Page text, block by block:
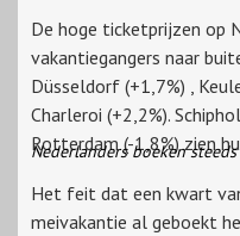
De hoge ticketprijzen op
vakantiegangers naar
Düsseldorf (+1,7%) ,
Charleroi (+2,2%).
Rotterdam (-1,8%) zien
Nederlanders boeken
Het feit dat een kwart
meivakantie al geboekt